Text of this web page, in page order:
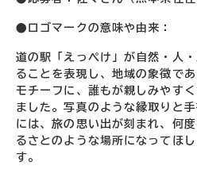
●ロゴマークの意味や由来：
道の駅「えっぺけ」が自然・人
ることを表現し、地域の象徴で
モチーフに、誰もが親しみやす
ました。写真のような縁取りと
には、旅の思い出が刻まれ、何
るさとのような場所になってほ
す。